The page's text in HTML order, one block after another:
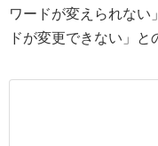
ワードが変えられな
ドが変更できない」と